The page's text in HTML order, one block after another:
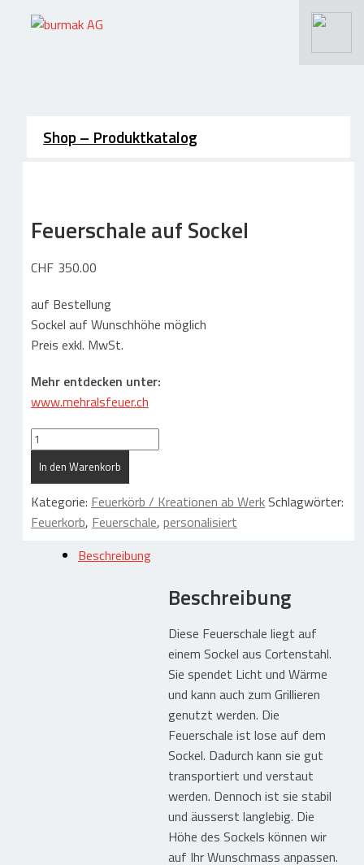
Schneiden – Wasserstrahlen
CNC Schneiden / Fräsen / Gravieren
Rundumservice / Lohnfertigung
Schneidebetrieb / Maschinen
Fotos / Referenzen Schneidarbeiten
Gummi – Kunststofftechnik
Gummi / Elastomer / Kunststoff
Hoch- und Tiefbau
Abdichtungsschutz Photovoltaik
Trennen / Lagern / Dämmen
Schützen / Ausgleichen
Ladungssicherung / Transport
Flachdachbau – Dachgeräte
Dachgeräte und Flachdachwerkzeuge
Mietgeräte und Reparaturservice
Lagerhaltung und Lieferservice
Shop – Produktkatalog
Feuerschale auf Sockel
CHF 350.00
auf Bestellung
Sockel auf Wunschhöhe möglich
Preis exkl. MwSt.
Mehr entdecken unter:
www.mehralsfeuer.ch
Feuerschale
auf
Menge
In den Warenkorb
Kategorie: Feuerkörb / Kreationen ab WerkSchlagwörter:
Feuerkorb, Feuerschale, personalisiert
Beschreibung
Beschreibung
Diese Feuerschale liegt auf
einem Sockel aus Cortenstahl.
Sie spendet Licht und Wärme
und kann auch zum Grillieren
genutzt werden. Die
Feuerschale ist lose auf dem
Sockel. Dadurch kann sie gut
transportiert und verstaut
werden. Dennoch ist sie stabil
und äusserst langlebig. Die
Höhe des Sockels können wir
auf Ihr Wunschmass anpassen.